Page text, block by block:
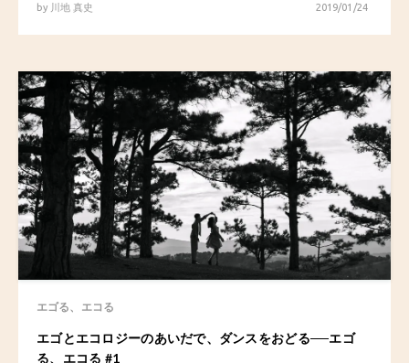
by 川地 真史 2019/01/24
エゴる、エコる
エゴとエコロジーのあいだで、ダンスをおどる──エゴ
る、エコる #1